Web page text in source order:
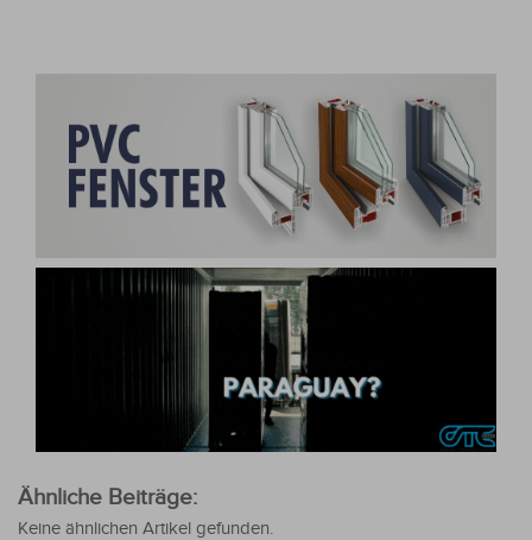
Ähnliche Beiträge:
Keine ähnlichen Artikel gefunden.